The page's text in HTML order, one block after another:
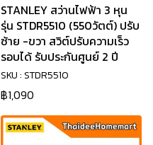
STANLEY สว่านไฟฟ้า 3 หุน
รุ่น STDR5510 (550วัตต์) ปรับ
ซ้าย -ขวา สวิต์ปรับความเร็ว
รอบได้ รับประกันศูนย์ 2 ปี
SKU : STDR5510
฿1,090